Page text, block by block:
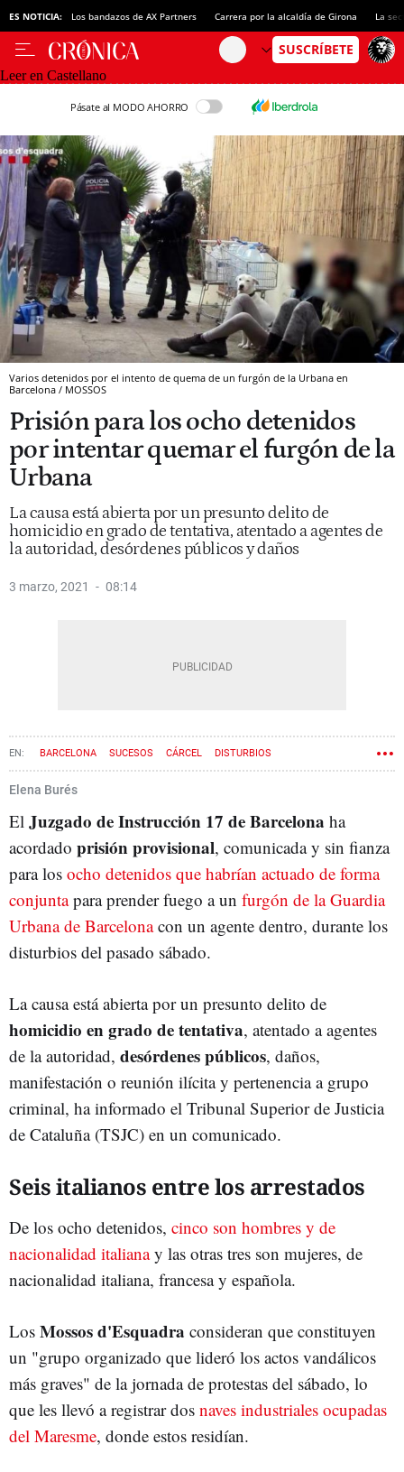
ES NOTICIA: Los bandazos de AX Partners Carrera por la alcaldía de Girona La
Leer en Castellano
Pásate al MODO AHORRO
Varios detenidos por el intento de quema de un furgón de la Urbana en
Barcelona / MOSSOS
Prisión para los ocho detenidos
por intentar quemar el furgón de la
Urbana
La causa está abierta por un presunto delito de
homicidio en grado de tentativa, atentado a agentes de
la autoridad, desórdenes públicos y daños
3 marzo, 2021 08:14
BARCELONA SUCESOS CÁRCEL DISTURBIOS
Elena Burés
El Juzgado de Instrucción 17 de Barcelona ha
acordado prisión provisional, comunicada y sin fianza
para los ocho detenidos que habrían actuado de forma
conjuntapara prender fuego a un furgón de la Guardia
Urbana de Barcelonacon un agente dentro, durante los
disturbios del pasado sábado.
La causa está abierta por un presunto delito de
homicidio en grado de tentativa, atentado a agentes
de la autoridad, desórdenes públicos, daños,
manifestación o reunión ilícita y pertenencia a grupo
criminal, ha informado el Tribunal Superior de Justicia
de Cataluña (TSJC) en un comunicado.
Seis italianos entre los arrestados
De los ocho detenidos, cinco son hombres y de
nacionalidad italianay las otras tres son mujeres, de
nacionalidad italiana, francesa y española.
Los Mossos d'Esquadra consideran que constituyen
un "grupo organizado que lideró los actos vandálicos
más graves" de la jornada de protestas del sábado, lo
que les llevó a registrar dos naves industriales ocupadas
del Maresme, donde estos residían.